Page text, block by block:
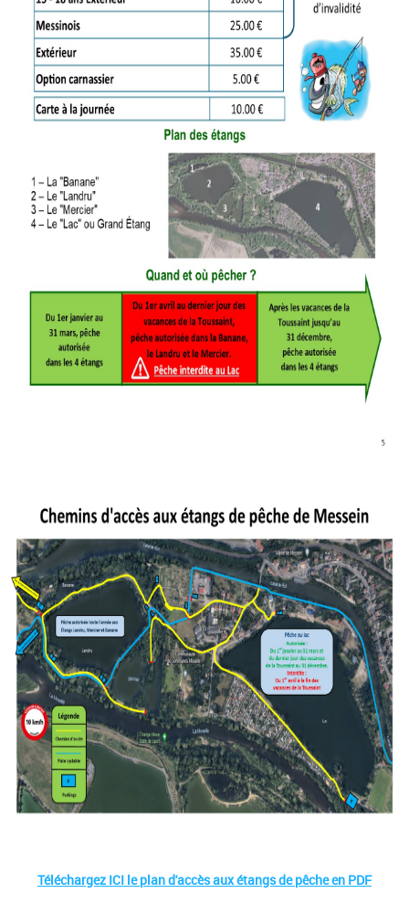
Téléchargez ICI le plan d'accès aux étangs de pêche en PDF